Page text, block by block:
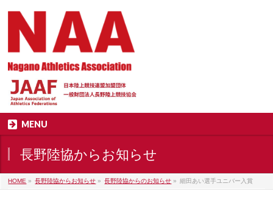
MENU
長野陸協からお知らせ
HOME » 長野陸協からお知らせ » 長野陸協からのお知らせ » 細田あい選手ユニバー入賞